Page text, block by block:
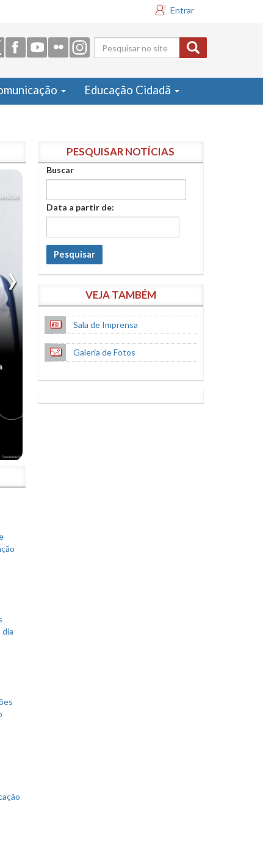
Entrar
Formulário
de busca
Educação Cidadã
dia
PESQUISAR NOTÍCIAS
Buscar
Data a partir de:
Pesquisar
VEJA TAMBÉM
Sala de Imprensa
Galeria de Fotos